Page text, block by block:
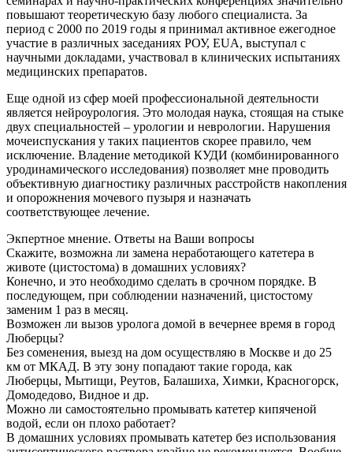
повышают теоретическую базу любого специалиста. За
период с 2000 по 2019 годы я принимал активное ежегодное
участие в различных заседаниях РОУ, EUA, выступал с
научными докладами, участвовал в клинических испытаниях
медицинских препаратов.
Еще одной из сфер моей профессиональной деятельности
является нейроурология. Это молодая наука, стоящая на стыке
двух специальностей – урологии и неврологии. Нарушения
мочеиспускания у таких пациентов скорее правило, чем
исключение. Владение методикой КУДИ (комбинированного
уродинамического исследования) позволяет мне проводить
объективную диагностику различных расстройств накопления
и опорожнения мочевого пузыря и назначать
соответствующее лечение.
Экпертное мнение. Ответы на Ваши вопросы
Скажите, возможна ли замена неработающего катетера в
животе (цистостома) в домашних условиях?
Конечно, и это необходимо сделать в срочном порядке. В
последующем, при соблюдении назначений, цистостому
заменим 1 раз в месяц.
Возможен ли вызов уролога домой в вечернее время в город
Люберцы?
Без соменения, выезд на дом осуществляю в Москве и до 25
км от МКАД. В эту зону попадают такие города, как
Люберцы, Мытищи, Реутов, Балашиха, Химки, Красногорск,
Домодедово, Видное и др.
Можно ли самостоятельно промывать катетер кипяченой
водой, если он плохо работает?
В домашних условиях промывать катетер без использования